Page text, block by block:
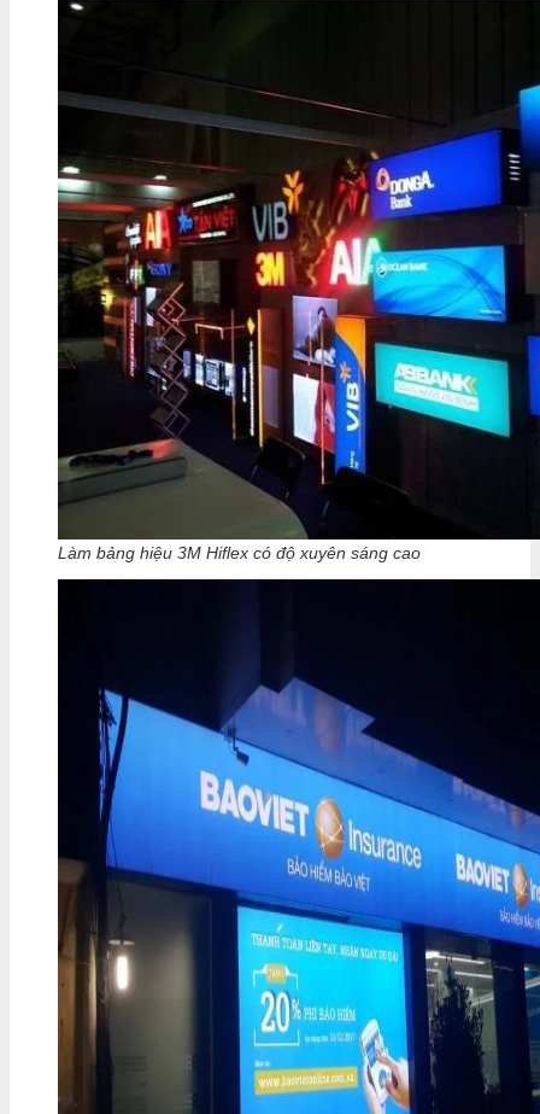
Làm bảng hiệu 3M Hiflex có độ xuyên sáng cao